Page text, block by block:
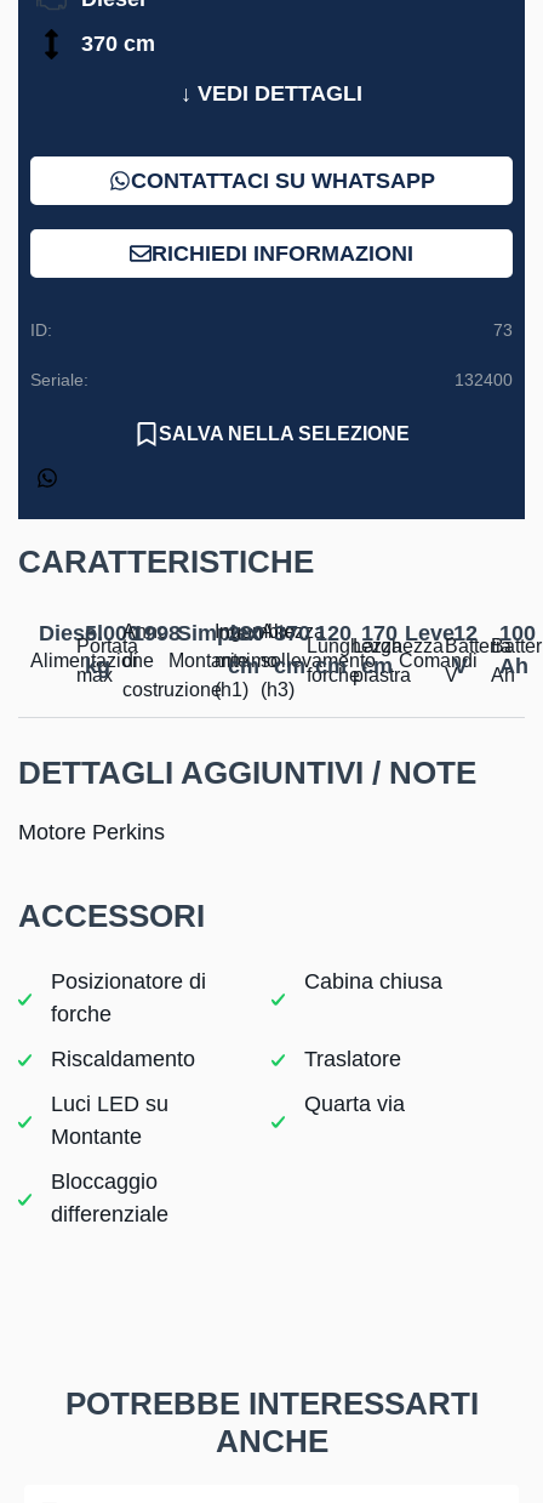
370 cm
↓ VEDI DETTAGLI
CONTATTACI SU WHATSAPP
RICHIEDI INFORMAZIONI
ID: 73
Seriale: 132400
SALVA NELLA SELEZIONE
CARATTERISTICHE
Alimentazione
Diesel
Portata
max
5.000
kg
Anno
di
costruzione
1998
Montante
Simplex
Ingombro
minimo
(h1)
280
cm
Altezza
sollevamento
(h3)
370
cm
Lunghezza
forche
120
cm
Larghezza
piastra
170
cm Comandi
Leve
Batteria
V
12
V
Ah
100
Ah
DETTAGLI AGGIUNTIVI / NOTE
Motore Perkins
ACCESSORI
Posizionatore di
forche
Cabina chiusa
Riscaldamento
Traslatore
Luci LED su
Montante
Quarta via
Bloccaggio
differenziale
POTREBBE INTERESSARTI
ANCHE